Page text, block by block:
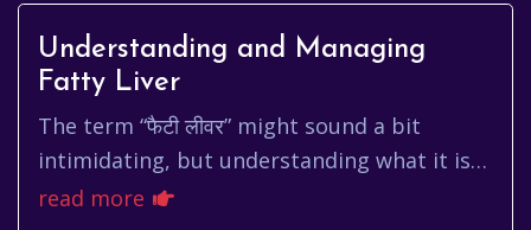
Understanding and Managing
Fatty Liver
The term “फैटी लीवर” might sound a bit
intimidating, but understanding what it is
and how to manage it can empower you to
read more